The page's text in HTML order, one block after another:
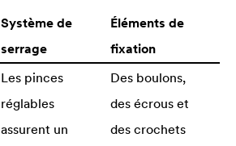
Système de
serrage
Éléments de
fixation
Les pinces
réglables
assurent un
Des boulons,
des écrous et
des crochets